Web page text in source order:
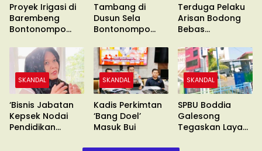
Proyek Irigasi di
Barembeng
Bontonompo
Tambang di
Dusun Sela
Bontonompo
Terduga Pelaku
Arisan Bodong
Bebas
SKANDAL
‘Bisnis Jabatan
Kepsek Nodai
Pendidikan
SKANDAL
Kadis Perkimtan
‘Bang Doel’
Masuk Bui
SKANDAL
SPBU Boddia
Galesong
Tegaskan Layani